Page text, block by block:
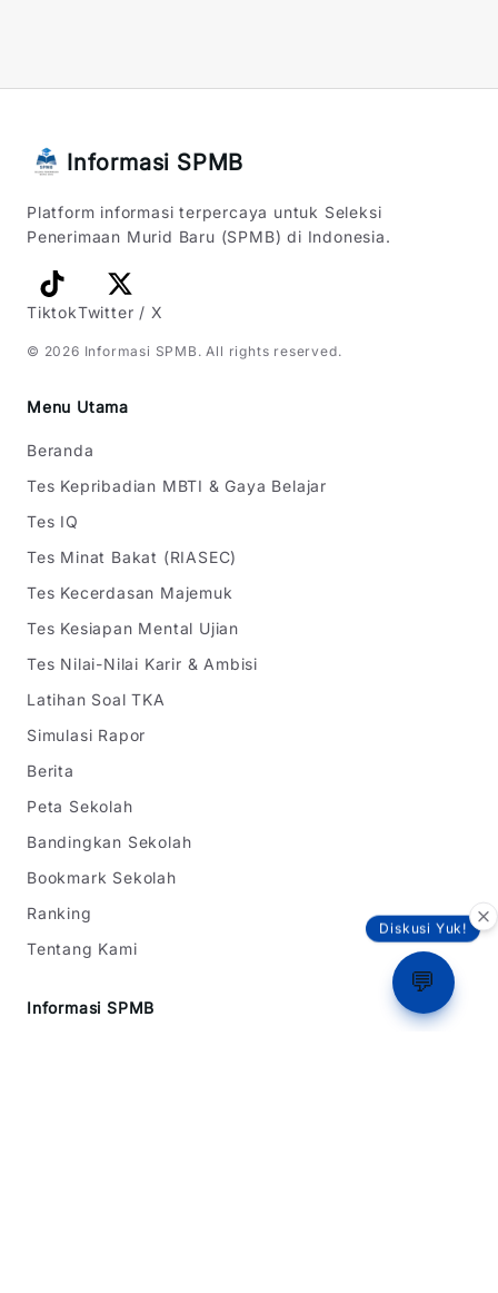
Diskusi Yuk!
💬
Informasi SPMB
Platform informasi terpercaya untuk Seleksi
Penerimaan Murid Baru (SPMB) di Indonesia.
TiktokTwitter / X
© 2026 Informasi SPMB . All rights reserved.
Menu Utama
Beranda
Tes Kepribadian MBTI & Gaya Belajar
Tes IQ
Tes Minat Bakat (RIASEC)
Tes Kecerdasan Majemuk
Tes Kesiapan Mental Ujian
Tes Nilai-Nilai Karir & Ambisi
Latihan Soal TKA
Simulasi Rapor
Berita
Peta Sekolah
Bandingkan Sekolah
Bookmark Sekolah
Ranking
Tentang Kami
Informasi SPMB